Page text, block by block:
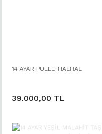
14 AYAR PULLU HALHAL
39.000,00 TL